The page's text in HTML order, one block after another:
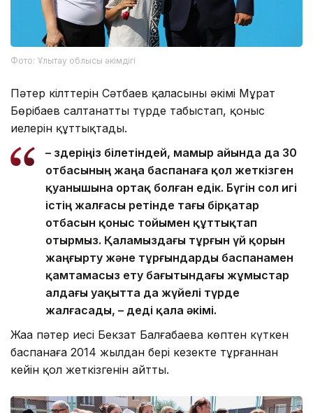
Фото: Ұлытау облысы әкімдігі
Пәтер кілттерін Сәтбаев қаласының әкімі Мұрат
Бөрібаев салтанатты түрде табыстап, қоныс
иелерін құттықтады.
– Өздеріңіз білетіндей, мамыр айында да 30
отбасының жаңа баспанаға қол жеткізген
қуанышына ортақ болған едік. Бүгін сол игі
істің жалғасы ретінде тағы бірқатар
отбасын қоныс тойымен құттықтап
отырмыз. Қаламыздағы тұрғын үй қорын
жаңғырту және тұрғындарды баспанамен
қамтамасыз ету бағытындағы жұмыстар
алдағы уақытта да жүйелі түрде
жалғасады, – деді қала әкімі.
Жаңа пәтер иесі Бекзат Балғабаева көптен күткен
баспанаға 2014 жылдан бері кезекте тұрғаннан
кейін қол жеткізгенін айтты.